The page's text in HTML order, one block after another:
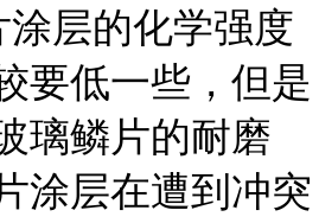
涂层的化学强度
要低一些，但是
璃鳞片的耐磨
涂层在遭到冲突